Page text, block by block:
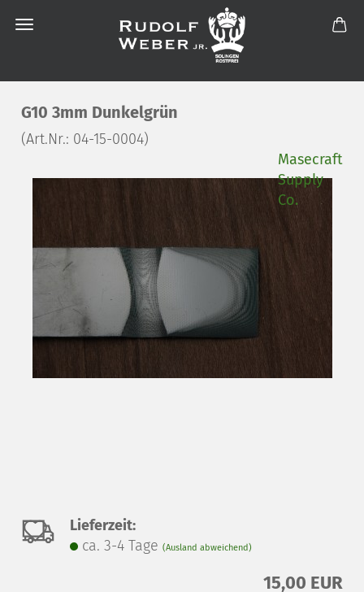
G10 3mm Dunkelgrün
(Art.Nr.: 04-15-0004)
Masecraft
Supply
Co.
Auf
den
Lieferzeit:
ca. 3-4 Tage(Ausland abweichend)
15,00 EUR